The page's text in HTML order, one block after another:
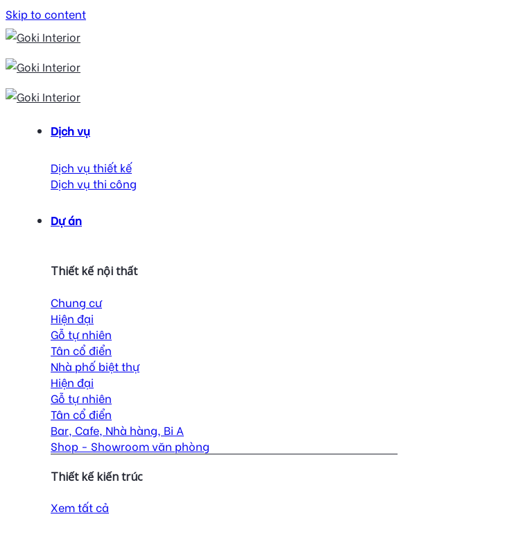
Skip to content
Dịch vụ
Dịch vụ thiết kế
Dịch vụ thi công
Dự án
Thiết kế nội thất
Chung cư
Hiện đại
Gỗ tự nhiên
Tân cổ điển
Nhà phố biệt thự
Hiện đại
Gỗ tự nhiên
Tân cổ điển
Bar, Cafe, Nhà hàng, Bi A
Shop - Showroom văn phòng
Thiết kế kiến trúc
Xem tất cả